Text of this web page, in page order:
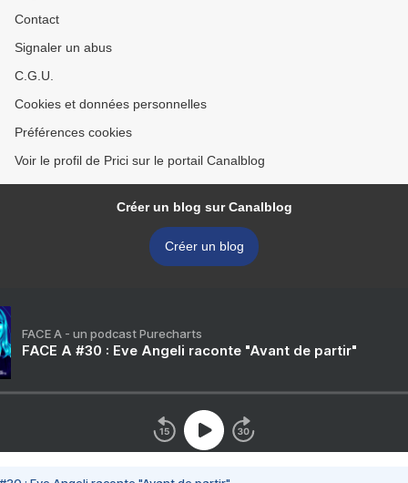
Contact
Signaler un abus
C.G.U.
Cookies et données personnelles
Préférences cookies
Voir le profil de Prici sur le portail Canalblog
Créer un blog sur Canalblog
Créer un blog
FACE A - un podcast Purecharts
FACE A #30 : Eve Angeli raconte "Avant de partir"